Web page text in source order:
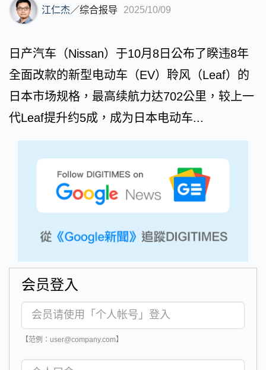
江仁杰 ／综合报导 2025/10/09
日产汽车（Nissan）于10月8日公布了睽违8年
全面改款的新型电动车（EV）聆风（Leaf）的
日本市场规格，最高续航力达702公里，较上一
代Leaf提升约5成，成为日本电动车...
会员登入
【范例：user@company.com】